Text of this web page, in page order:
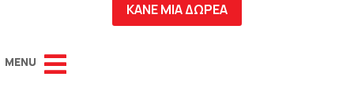
ΚΑΝΕ ΜΙΑ ΔΩΡΕΑ